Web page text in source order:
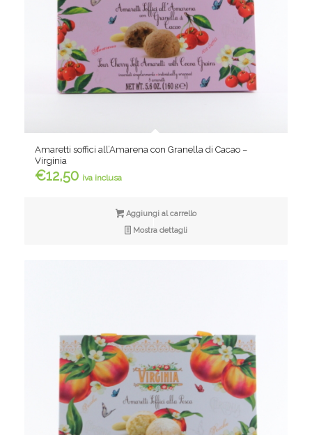
Amaretti soffici all’Amarena con Granella di Cacao –
Virginia
€12,50 iva inclusa
Aggiungi al carrello
Mostra dettagli